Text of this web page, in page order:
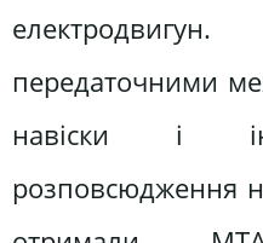
передаточними
навіски і
розповсюдження